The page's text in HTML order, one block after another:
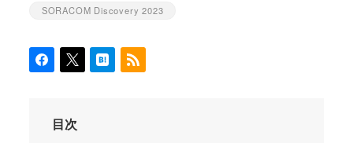
カテゴリー
SORACOM Discovery 2023
目次